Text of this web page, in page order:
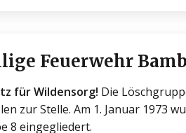
Feuerwehr
für Wildensorg! Die
zur Stelle. Am 1. Januar 1973
8 eingegliedert.